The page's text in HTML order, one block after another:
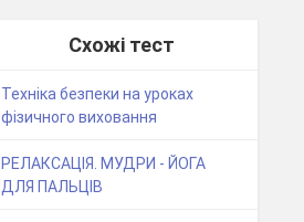
Схожі тест
Техніка безпеки на уроках
фізичного виховання
РЕЛАКСАЦІЯ. МУДРИ - ЙОГА
ДЛЯ ПАЛЬЦІВ